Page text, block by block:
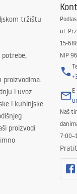
tržištu
potrebe,
i uvoz
i kuhinjske
proizvodi
ul.
15-
NIP
Naš